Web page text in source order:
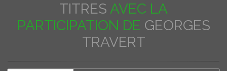
TITRES AVEC LA
PARTICIPATION DE GEORGES
TRAVERT